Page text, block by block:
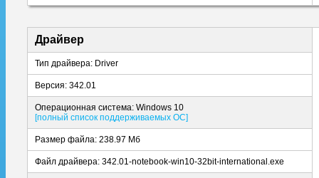
Драйвер
Тип драйвера: Driver
Версия: 342.01
Операционная система: Windows 10
[полный список поддерживаемых ОС]
Размер файла: 238.97 Мб
Файл драйвера: 342.01-notebook-win10-32bit-international.exe